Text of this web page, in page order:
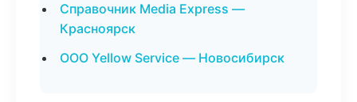
Справочник Media Express —
Красноярск
ООО Yellow Service — Новосибирск